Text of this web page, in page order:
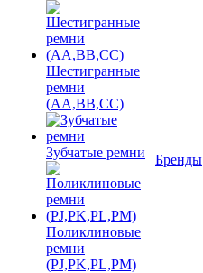
Шестигранные
ремни
(AA,BB,CC)
Зубчатые ремни
Поликлиновые
ремни
(PJ,PK,PL,PM)
Бренды